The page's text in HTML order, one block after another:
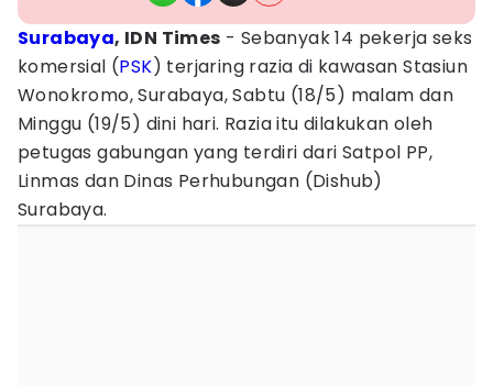
Surabaya, IDN Times - Sebanyak 14 pekerja seks
komersial (PSK) terjaring razia di kawasan Stasiun
Wonokromo, Surabaya, Sabtu (18/5) malam dan
Minggu (19/5) dini hari. Razia itu dilakukan oleh
petugas gabungan yang terdiri dari Satpol PP,
Linmas dan Dinas Perhubungan (Dishub)
Surabaya.